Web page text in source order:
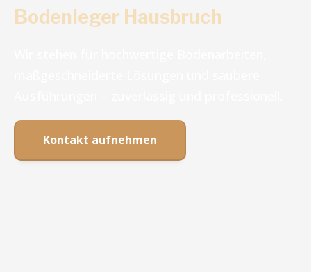
Bodenleger Hausbruch
Kontakt aufnehmen